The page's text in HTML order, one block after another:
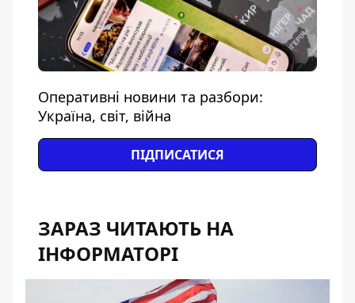
Оперативні новини та разбори:
Україна, світ, війна
ПІДПИСАТИСЯ
ЗАРАЗ ЧИТАЮТЬ НА
ІНФОРМАТОРІ